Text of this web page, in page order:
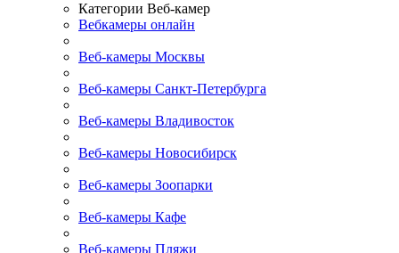
Категории Веб-камер
Вебкамеры онлайн
Веб-камеры Москвы
Веб-камеры Санкт-Петербурга
Веб-камеры Владивосток
Веб-камеры Новосибирск
Веб-камеры Зоопарки
Веб-камеры Кафе
Веб-камеры Пляжи